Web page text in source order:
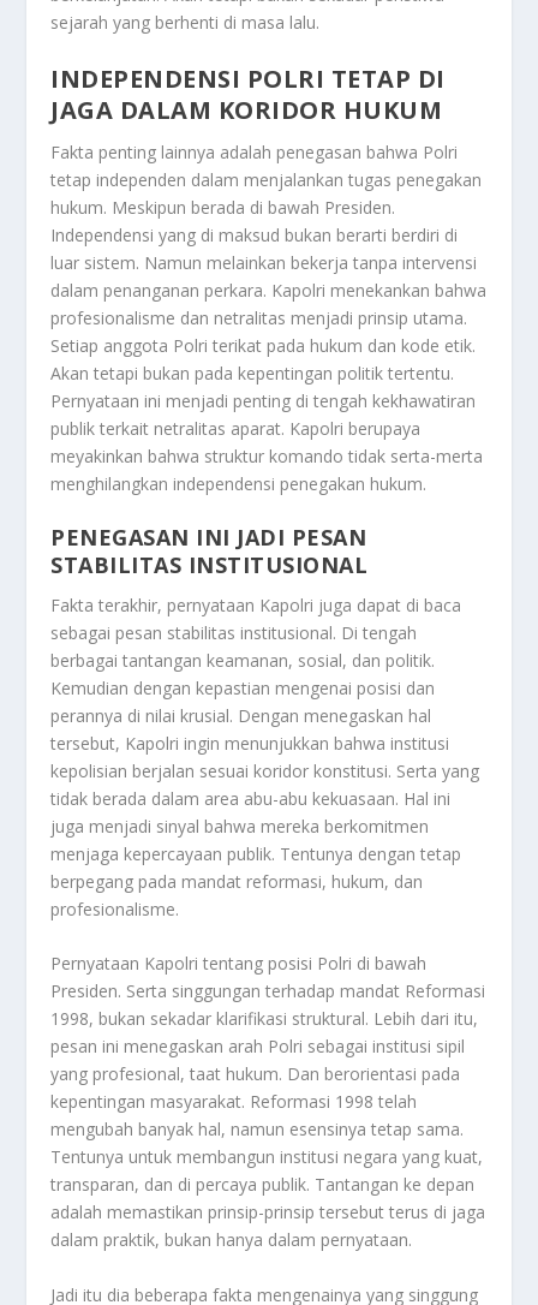
sejarah yang berhenti di masa lalu.
INDEPENDENSI POLRI TETAP DI
JAGA DALAM KORIDOR HUKUM
Fakta penting lainnya adalah penegasan bahwa Polri
tetap independen dalam menjalankan tugas penegakan
hukum. Meskipun berada di bawah Presiden.
Independensi yang di maksud bukan berarti berdiri di
luar sistem. Namun melainkan bekerja tanpa intervensi
dalam penanganan perkara. Kapolri menekankan bahwa
profesionalisme dan netralitas menjadi prinsip utama.
Setiap anggota Polri terikat pada hukum dan kode etik.
Akan tetapi bukan pada kepentingan politik tertentu.
Pernyataan ini menjadi penting di tengah kekhawatiran
publik terkait netralitas aparat. Kapolri berupaya
meyakinkan bahwa struktur komando tidak serta-merta
menghilangkan independensi penegakan hukum.
PENEGASAN INI JADI PESAN
STABILITAS INSTITUSIONAL
Fakta terakhir, pernyataan Kapolri juga dapat di baca
sebagai pesan stabilitas institusional. Di tengah
berbagai tantangan keamanan, sosial, dan politik.
Kemudian dengan kepastian mengenai posisi dan
perannya di nilai krusial. Dengan menegaskan hal
tersebut, Kapolri ingin menunjukkan bahwa institusi
kepolisian berjalan sesuai koridor konstitusi. Serta yang
tidak berada dalam area abu-abu kekuasaan. Hal ini
juga menjadi sinyal bahwa mereka berkomitmen
menjaga kepercayaan publik. Tentunya dengan tetap
berpegang pada mandat reformasi, hukum, dan
profesionalisme.
Pernyataan Kapolri tentang posisi Polri di bawah
Presiden. Serta singgungan terhadap mandat Reformasi
1998, bukan sekadar klarifikasi struktural. Lebih dari itu,
pesan ini menegaskan arah Polri sebagai institusi sipil
yang profesional, taat hukum. Dan berorientasi pada
kepentingan masyarakat. Reformasi 1998 telah
mengubah banyak hal, namun esensinya tetap sama.
Tentunya untuk membangun institusi negara yang kuat,
transparan, dan di percaya publik. Tantangan ke depan
adalah memastikan prinsip-prinsip tersebut terus di jaga
dalam praktik, bukan hanya dalam pernyataan.
Jadi itu dia beberapa fakta mengenainya yang singgung